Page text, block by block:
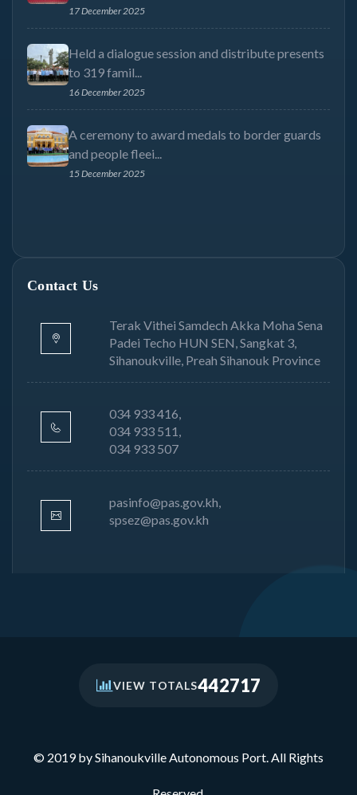
17 December 2025
Held a dialogue session and distribute presents
to 319 famil...
16 December 2025
A ceremony to award medals to border guards
and people fleei...
15 December 2025
Contact Us
Terak Vithei Samdech Akka Moha Sena
Padei Techo HUN SEN, Sangkat 3,
Sihanoukville, Preah Sihanouk Province
034 933 416,
034 933 511,
034 933 507
pasinfo@pas.gov.kh,
spsez@pas.gov.kh
VIEW TOTALS442717
© 2019 by Sihanoukville Autonomous Port. All Rights